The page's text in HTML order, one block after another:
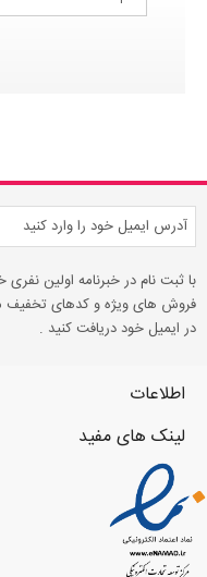
با ثبت نام در خبرنامه اولین
فروش های ویژه و کدهای تخفیف
در ایمیل خود دریافت کنید .
اطلاعات
لینک های مفید